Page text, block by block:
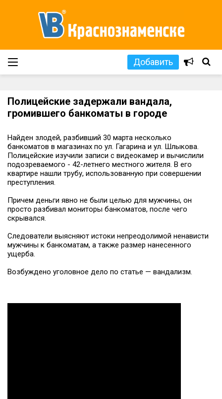
Добавить
Полицейские задержали вандала,
громившего банкоматы в городе
Найден злодей, разбивший 30 марта несколько
банкоматов в магазинах по ул. Гагарина и ул. Шлыкова.
Полицейские изучили записи с видеокамер и вычислили
подозреваемого - 42-летнего местного жителя. В его
квартире нашли трубу, использованную при совершении
преступления.
Причем деньги явно не были целью для мужчины, он
просто разбивал мониторы банкоматов, после чего
скрывался.
Следователи выясняют истоки непреодолимой ненависти
мужчины к банкоматам, а также размер нанесенного
ущерба.
Возбуждено уголовное дело по статье — вандализм.